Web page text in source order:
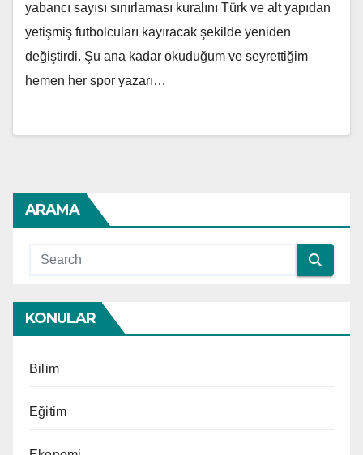
yabancı sayısı sınırlaması kuralını Türk ve alt yapıdan
yetişmiş futbolcuları kayıracak şekilde yeniden
değiştirdi. Şu ana kadar okuduğum ve seyrettiğim
hemen her spor yazarı…
ARAMA
KONULAR
Bilim
Eğitim